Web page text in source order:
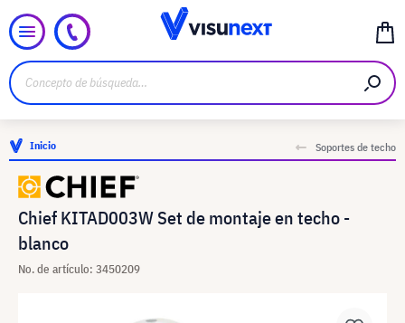
Inicio Soportes de techo
Chief KITAD003W Set de montaje en techo -
blanco
No. de artículo: 3450209